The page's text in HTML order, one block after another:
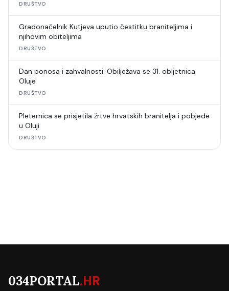
DRUŠTVO
Gradonačelnik Kutjeva uputio čestitku braniteljima i
njihovim obiteljima
DRUŠTVO
Dan ponosa i zahvalnosti: Obilježava se 31. obljetnica
Oluje
DRUŠTVO
Pleternica se prisjetila žrtve hrvatskih branitelja i pobjede
u Oluji
DRUŠTVO
034PORTAL.HR